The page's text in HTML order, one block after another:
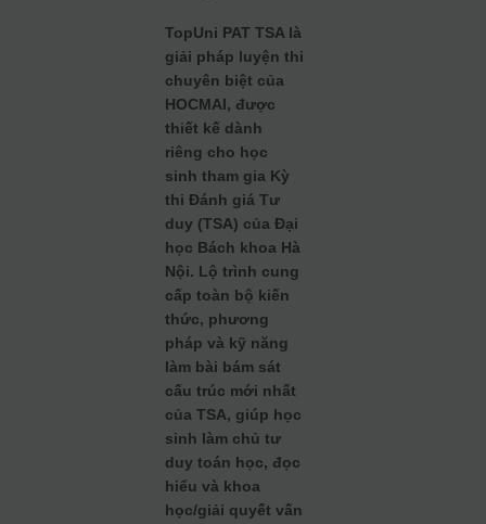
TopUni PAT TSA là
giải pháp luyện thi
chuyên biệt của
HOCMAI, được
thiết kế dành
riêng cho học
sinh tham gia Kỳ
thi Đánh giá Tư
duy (TSA) của Đại
học Bách khoa Hà
Nội. Lộ trình cung
cấp toàn bộ kiến
thức, phương
pháp và kỹ năng
làm bài bám sát
cấu trúc mới nhất
của TSA, giúp học
sinh làm chủ tư
duy toán học, đọc
hiểu và khoa
học/giải quyết vấn